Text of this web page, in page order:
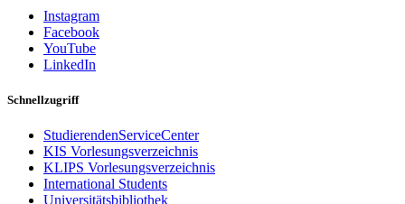
Instagram
Facebook
YouTube
LinkedIn
Schnellzugriff
StudierendenServiceCenter
KIS Vorlesungsverzeichnis
KLIPS Vorlesungsverzeichnis
International Students
Universitätsbibliothek